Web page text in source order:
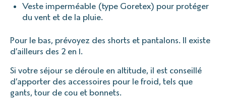
Veste imperméable (type Goretex) pour protéger
du vent et de la pluie.
Pour le bas, prévoyez des shorts et pantalons. Il existe
d’ailleurs des 2 en 1.
Si votre séjour se déroule en altitude, il est conseillé
d’apporter des accessoires pour le froid, tels que
gants, tour de cou et bonnets.